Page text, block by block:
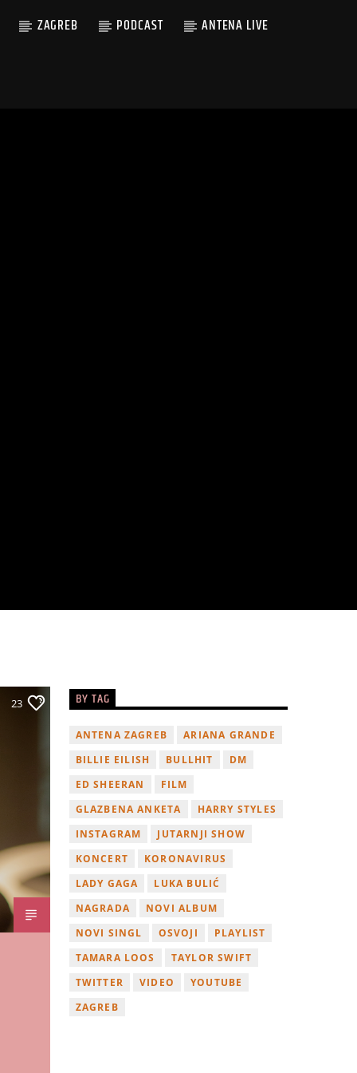
ZAGREB PODCAST ANTENA LIVE
23 BY TAG
ANTENA ZAGREB
ARIANA GRANDE
BILLIE EILISH
BULLHIT
DM
ED SHEERAN
FILM
GLAZBENA ANKETA
HARRY STYLES
INSTAGRAM
JUTARNJI SHOW
KONCERT
KORONAVIRUS
LADY GAGA
LUKA BULIĆ
NAGRADA
NOVI ALBUM
NOVI SINGL
OSVOJI
PLAYLIST
TAMARA LOOS
TAYLOR SWIFT
TWITTER
VIDEO
YOUTUBE
ZAGREB